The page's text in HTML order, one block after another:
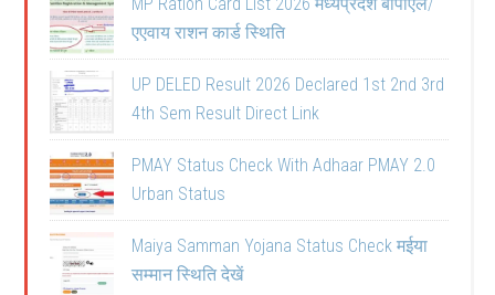
एएवाय राशन कार्ड स्थिति
UP DELED Result 2026 Declared 1st 2nd 3rd
4th Sem Result Direct Link
PMAY Status Check With Adhaar PMAY 2.0
Urban Status
Maiya Samman Yojana Status Check मईया
सम्मान स्थिति देखें